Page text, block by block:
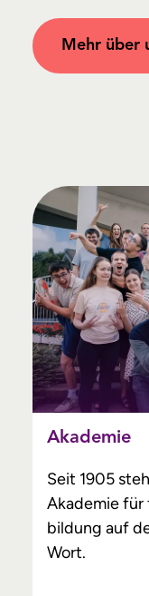
Mehr über
Akademie
Seit 1905
Akademie
bildung auf
Wort.